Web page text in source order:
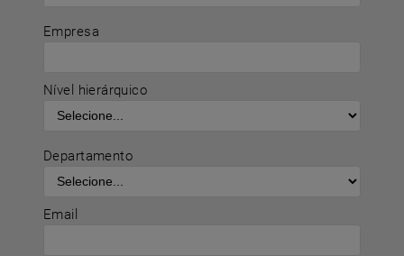
Empresa
Nível hierárquico
Departamento
Email